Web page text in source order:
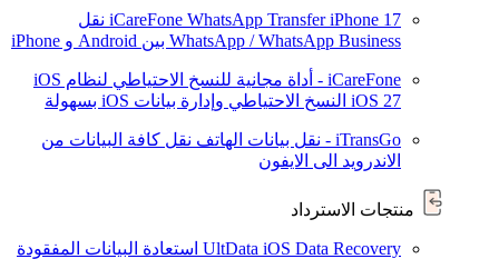
iCareFone WhatsApp TransferiPhone 17
نقل
WhatsApp / WhatsApp Business بين Android و iPhone
iCareFone - أداة مجانية للنسخ الاحتياطي لنظام iOS
iOS 27 النسخ الاحتياطي وإدارة بيانات iOS بسهولة
iTransGo - نقل بيانات الهاتف
نقل كافة البيانات من
الاندرويد الى الايفون
منتجات الاسترداد
UltData iOS Data Recovery استعادة البيانات المفقودة